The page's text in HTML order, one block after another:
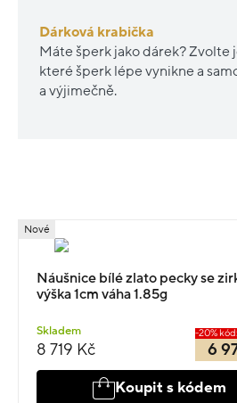
Dárková krabička
Máte šperk jako dárek? Zvolte
které šperk lépe vynikne a
a výjimečně.
Nové
Náušnice bílé zlato pecky se
výška 1cm váha 1.85g
Skladem
8 719 Kč
-20%
6
Koupit s kódem